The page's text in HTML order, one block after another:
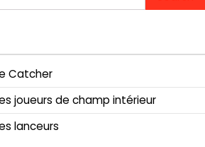
Catcher
joueurs de champ intérieur
lanceurs